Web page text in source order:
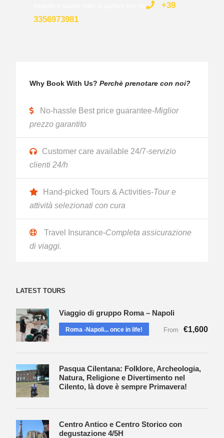
+39
3356973981
Why Book With Us? Perchè prenotare con noi?
No-hassle Best price guarantee-Miglior
prezzo garantito
Customer care available 24/7-servizio
clienti 24/h
Hand-picked Tours & Activities-Tour e
attività selezionati con cura
Travel Insurance-Completa assicurazione
di viaggi.
LATEST TOURS
Viaggio di gruppo Roma – Napoli
Roma -Napoli... once in life! From €1,600
Pasqua Cilentana: Folklore, Archeologia,
Natura, Religione e Divertimento nel
Cilento, là dove è sempre Primavera!
Centro Antico e Centro Storico con
degustazione 4/5H